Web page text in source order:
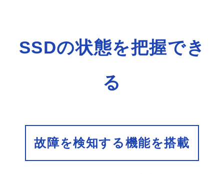
SSDの状態を把握でき
る
故障を検知する機能を搭載